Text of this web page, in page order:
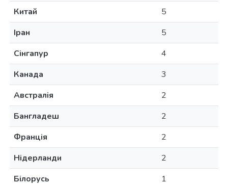
Китай
5
Іран
5
Сінгапур
4
Канада
3
Австралія
2
Бангладеш
2
Франція
2
Нідерланди
2
Білорусь
1